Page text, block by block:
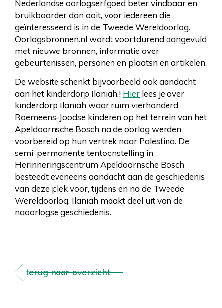
Nederlandse oorlogserfgoed beter vindbaar en
bruikbaarder dan ooit, voor iedereen die
geïnteresseerd is in de Tweede Wereldoorlog.
Oorlogsbronnen.nl wordt voortdurend aangevuld
met nieuwe bronnen, informatie over
gebeurtenissen, personen en plaatsn en artikelen.
De website schenkt bijvoorbeeld ook aandacht
aan het kinderdorp Ilaniah.! Hier lees je over
kinderdorp Ilaniah waar ruim vierhonderd
Roemeens-Joodse kinderen op het terrein van het
Apeldoornsche Bosch na de oorlog werden
voorbereid op hun vertrek naar Palestina. De
semi-permanente tentoonstelling in
Herinneringscentrum Apeldoornsche Bosch
besteedt eveneens aandacht aan de geschiedenis
van deze plek voor, tijdens en na de Tweede
Wereldoorlog. Ilaniah maakt deel uit van de
naoorlogse geschiedenis.
terug naar overzicht